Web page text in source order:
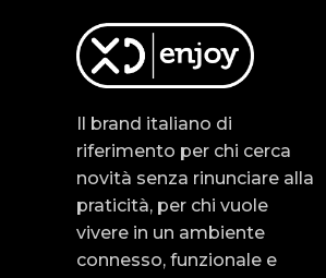
Il brand italiano di
riferimento per chi cerca
novità senza rinunciare alla
praticità, per chi vuole
vivere in un ambiente
connesso, funzionale e